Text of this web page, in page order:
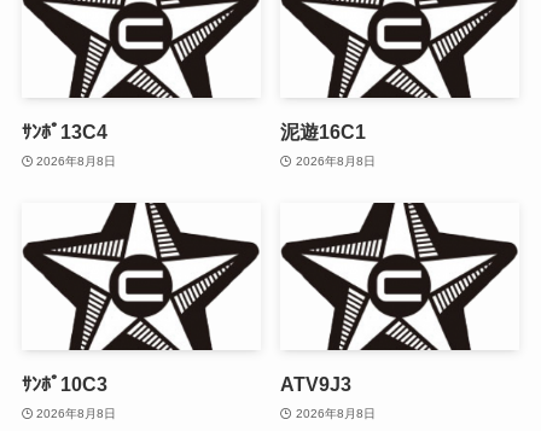
ｻﾝﾎﾟ13C4
2026年8月8日
泥遊16C1
2026年8月8日
ｻﾝﾎﾟ10C3
2026年8月8日
ATV9J3
2026年8月8日